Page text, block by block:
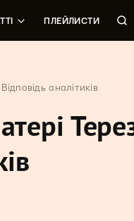
ПЛЕЙЛИСТИ
аналітиків